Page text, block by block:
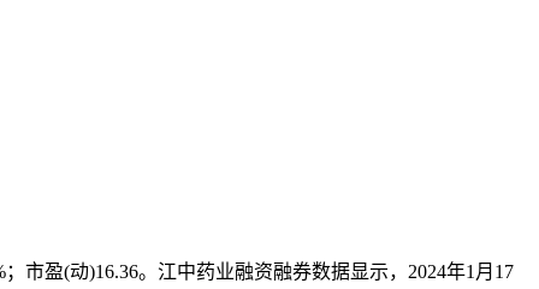
市盈(动)16.36。江中药业融资融券数据显示，2024年1月17